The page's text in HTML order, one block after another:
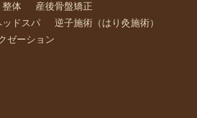
整体
産後骨盤矯正
ッドスパ
逆子施術（はり灸施術）
ゼーション